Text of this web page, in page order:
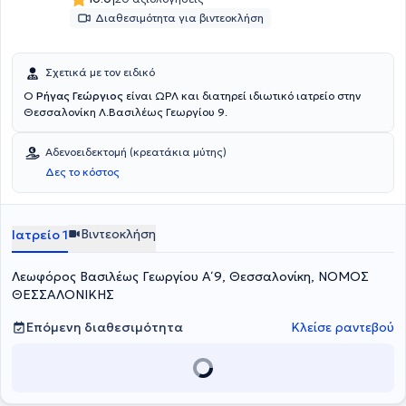
Διαθεσιμότητα για βιντεοκλήση
Σχετικά με τον ειδικό
Ο Ρήγας Γεώργιος είναι ΩΡΛ και διατηρεί ιδιωτικό ιατρείο στην
Θεσσαλονίκη Λ.Βασιλέως Γεωργίου 9.
Αδενοειδεκτομή (κρεατάκια μύτης)
Δες το κόστος
Ιατρείο 1 Βιντεοκλήση
Λεωφόρος Βασιλέως Γεωργίου Α΄ 9, Θεσσαλονίκη, ΝΟΜΟΣ
ΘΕΣΣΑΛΟΝΙΚΗΣ
Επόμενη διαθεσιμότητα
Κλείσε ραντεβού